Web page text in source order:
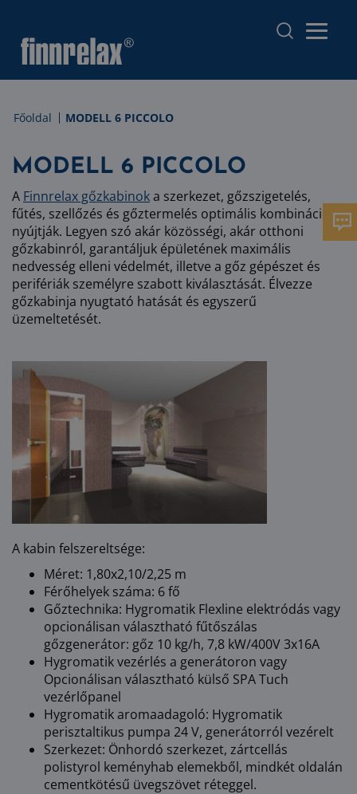
Főoldal MODELL 6 PICCOLO
MODELL 6 PICCOLO
A Finnrelax gőzkabinoka szerkezet, gőzszigetelés,
fűtés, szellőzés és gőztermelés optimális kombinációját
nyújtják. Legyen szó akár közösségi, akár otthoni
gőzkabinról, garantáljuk épületének maximális
nedvesség elleni védelmét, illetve a gőz gépészet és
perifériák személyre szabott kiválasztását. Élvezze
gőzkabinja nyugtató hatását és egyszerű
üzemeltetését.
A kabin felszereltsége:
Méret: 1,80x2,10/2,25 m
Férőhelyek száma: 6 fő
Gőztechnika: Hygromatik Flexline elektródás vagy
opcionálisan választható fűtőszálas
gőzgenerátor: gőz 10 kg/h, 7,8 kW/400V 3x16A
Hygromatik vezérlés a generátoron vagy
Opcionálisan választható külső SPA Tuch
vezérlőpanel
Hygromatik aromaadagoló: Hygromatik
perisztaltikus pumpa 24 V, generátorról vezérelt
Szerkezet: Önhordó szerkezet, zártcellás
polistyrol keményhab elemekből, mindkét oldalán
cementkötésű üvegszövet réteggel.